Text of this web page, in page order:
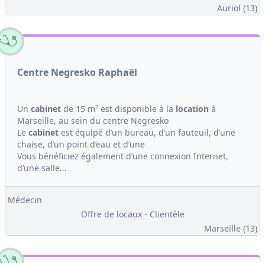
Auriol (13)
Centre Negresko Raphaël
Un cabinet de 15 m² est disponible à la location à
Marseille, au sein du centre Negresko
Le cabinet est équipé d’un bureau, d’un fauteuil, d’une
chaise, d’un point d’eau et d’une
Vous bénéficiez également d’une connexion Internet,
d’une salle...
Médecin
Offre de locaux - Clientèle
Marseille (13)